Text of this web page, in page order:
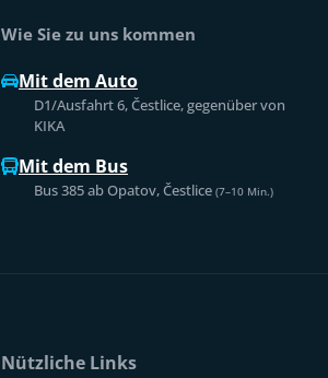
Wie Sie zu uns kommen
Mit dem Auto
D1/Ausfahrt 6, Čestlice, gegenüber von
KIKA
Mit dem Bus
Bus 385 ab Opatov, Čestlice (7–10 Min.)
Nützliche Links